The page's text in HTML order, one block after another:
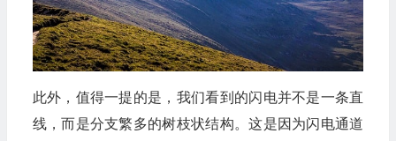
此外，值得一提的是，我们看到的闪电并不是一条直
线，而是分支繁多的树枝状结构。这是因为闪电通道